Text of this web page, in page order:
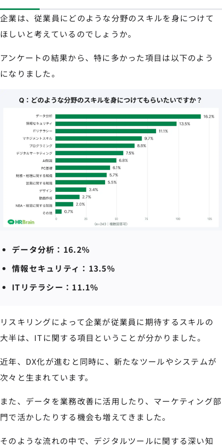
企業は、従業員にどのような分野のスキルを身につけて
ほしいと考えているのでしょうか。
アンケートの結果から、特に多かった項目は以下のよう
になりました。
データ分析：16.2%
情報セキュリティ：13.5%
ITリテラシー：11.1%
リスキリングによって企業が従業員に期待するスキルの
大半は、ITに関する項目ということが分かりました。
近年、DX化が進むと同時に、新たなツールやシステムが
次々と生まれています。
また、データを業務改善に活用したり、マーケティング部
門で活かしたりする機会も増えてきました。
そのような流れの中で、デジタルツールに関する深い知